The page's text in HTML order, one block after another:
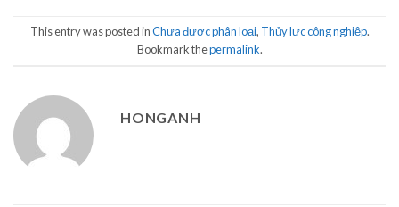
This entry was posted inChưa được phân loại, Thủy lực công nghiệp.
Bookmark thepermalink.
HONGANH